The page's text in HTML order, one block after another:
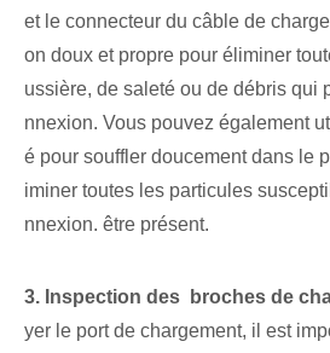
et le connecteur du câble de
on doux et propre pour éliminer
ussière, de saleté ou de débris qui
nnexion. Vous pouvez également
é pour souffler doucement dans le
iminer toutes les particules
nnexion. être présent.
3.⁤ Inspection des ⁢ broches⁢ de
yer le port de chargement, il est